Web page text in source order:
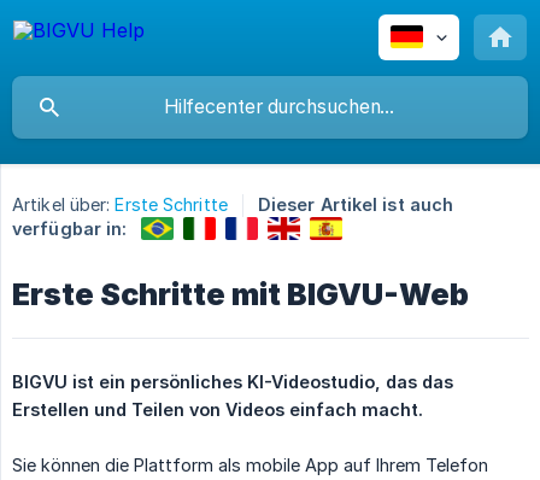
Artikel über: Erste Schritte
Dieser Artikel ist auch
verfügbar in:
Erste Schritte mit BIGVU-Web
BIGVU ist ein persönliches KI-Videostudio, das das
Erstellen und Teilen von Videos einfach macht.
Sie können die Plattform als mobile App auf Ihrem Telefon